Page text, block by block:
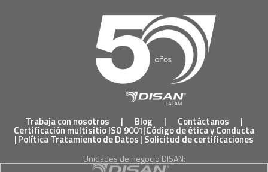
Trabaja con nosotros | Blog | Contáctanos |
Certificación multisitio ISO 9001|Código de ética y Conducta
|Política Tratamiento de Datos|Solicitud de certificaciones
Unidades de negocio DISAN: